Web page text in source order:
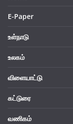
E-Paper
உள்நாடு
உலகம்
விளையாட்டு
கட்டுரை
வணிகம்